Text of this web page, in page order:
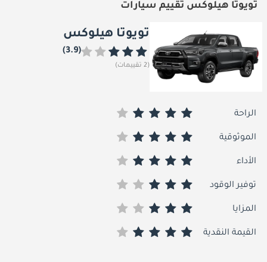
تويوتا هيلوكس تقييم سيارات
تويوتا هيلوكس
(3.9)
(2 تقييمات)
الراحة
الموثوقية
الأداء
توفير الوقود
المزايا
القيمة النقدية